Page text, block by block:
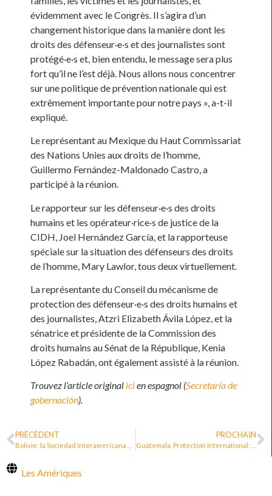
évidemment avec le Congrès. Il s’agira d’un
changement historique dans la manière dont les
droits des défenseur·e·s et des journalistes sont
protégé·e·s et, bien entendu, le message sera plus
fort qu’il ne l’est déjà. Nous allons nous concentrer
sur une politique de prévention nationale qui est
extrêmement importante pour notre pays », a-t-il
expliqué.
Le représentant au Mexique du Haut Commissariat
des Nations Unies aux droits de l’homme,
Guillermo Fernández-Maldonado Castro, a
participé à la réunion.
Le rapporteur sur les défenseur·e·s des droits
humains et les opérateur·rice·s de justice de la
CIDH, Joel Hernández García, et la rapporteuse
spéciale sur la situation des défenseurs des droits
de l’homme, Mary Lawlor, tous deux virtuellement.
La représentante du Conseil du mécanisme de
protection des défenseur·e·s des droits humains et
des journalistes, Atzri Elizabeth Ávila López, et la
sénatrice et présidente de la Commission des
droits humains au Sénat de la République, Kenia
López Rabadán, ont également assisté à la réunion.
Trouvez l’article original icien espagnol (Secretaría de
gobernación).
PRÉCÉDENT PROCHAIN
Les Amériques